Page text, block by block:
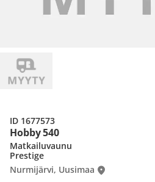
Hobby 540
Matkailuvaunu
Prestige
Nurmijärvi, Uusimaa
ID 1677573